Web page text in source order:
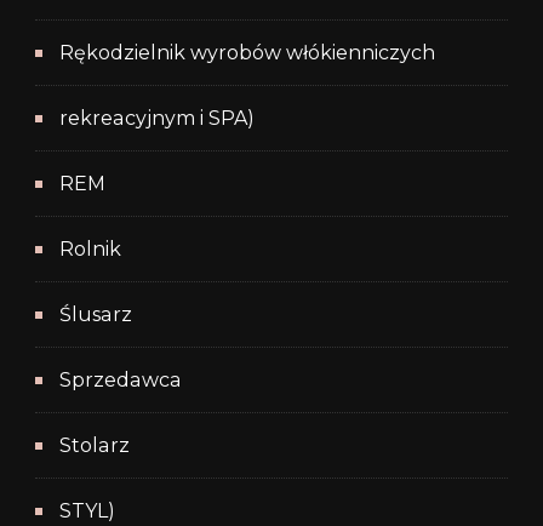
Rękodzielnik wyrobów włókienniczych
rekreacyjnym i SPA)
REM
Rolnik
Ślusarz
Sprzedawca
Stolarz
STYL)